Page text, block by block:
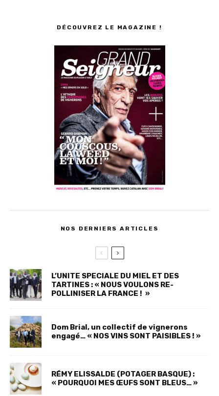
DÉCOUVREZ LE MAGAZINE !
NOS DERNIERS ARTICLES
L’UNITE SPECIALE DU MIEL ET DES
TARTINES : « NOUS VOULONS RE-
POLLINISER LA FRANCE ! »
Dom Brial, un collectif de vignerons
engagé… « NOS VINS SONT PAISIBLES ! »
RÉMY ELISSALDE (POTAGER BASQUE) :
« POURQUOI MES ŒUFS SONT BLEUS… »